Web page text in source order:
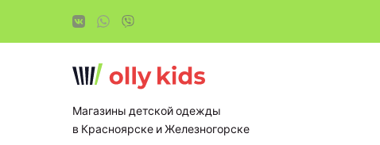
Магазины детской одежды
в Красноярске и Железногорске